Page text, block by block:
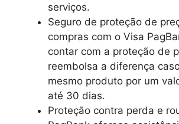
serviços.
Seguro de proteção de
compras com o Visa
contar com a proteção de
reembolsa a diferença
mesmo produto por um
até 30 dias.
Proteção contra perda e